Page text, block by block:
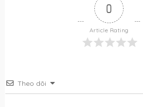
0
Article Rating
Theo dõi